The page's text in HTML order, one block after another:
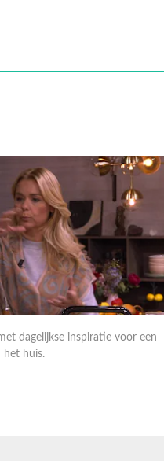
dagelijkse inspiratie voor een
het huis.